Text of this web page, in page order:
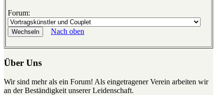
Forum:
Nach oben
Über Uns
Wir sind mehr als ein Forum! Als eingetragener Verein arbeiten wir
an der Beständigkeit unserer Leidenschaft.